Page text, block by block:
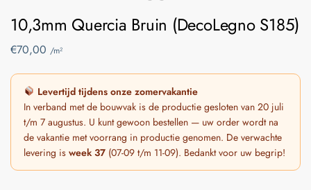
10,3mm Quercia Bruin (DecoLegno S185)
€70,00 /m²
Levertijd tijdens onze zomervakantie
In verband met de bouwvak is de productie gesloten van 20 juli
t/m 7 augustus. U kunt gewoon bestellen — uw order wordt na
de vakantie met voorrang in productie genomen. De verwachte
levering is week 37 (07-09 t/m 11-09). Bedankt voor uw begrip!